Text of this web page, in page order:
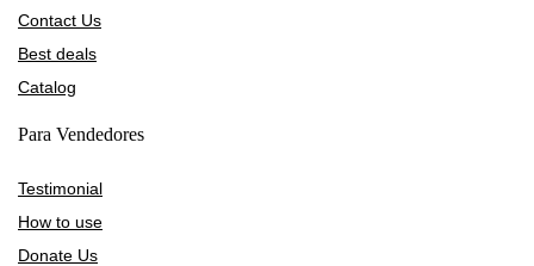
Contact Us
Best deals
Catalog
Para Vendedores
Testimonial
How to use
Donate Us